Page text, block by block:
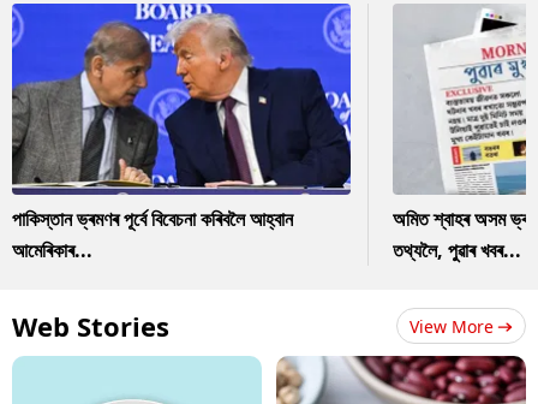
পাকিস্তান ভ্ৰমণৰ পূৰ্বে বিবেচনা কৰিবলৈ আহ্বান
আমেৰিকাৰ...
অমিত শ্বাহৰ অসম
তথ্যলৈ, পুৱাৰ খবৰ...
Web Stories View More